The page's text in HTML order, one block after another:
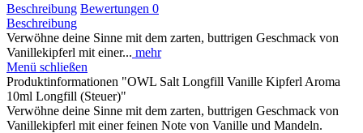
Beschreibung Bewertungen 0
Beschreibung
Verwöhne deine Sinne mit dem zarten, buttrigen Geschmack von
Vanillekipferl mit einer... mehr
Menü schließen
Produktinformationen "OWL Salt Longfill Vanille Kipferl Aroma
10ml Longfill (Steuer)"
Verwöhne deine Sinne mit dem zarten, buttrigen Geschmack von
Vanillekipferl mit einer feinen Note von Vanille und Mandeln.